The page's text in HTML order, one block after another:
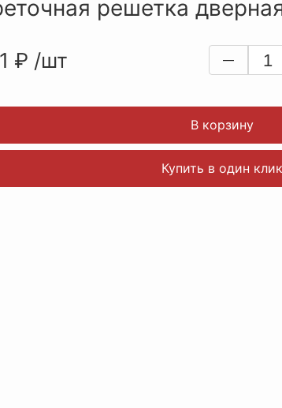
решетка
₽ /шт —
В корзину
Купить в один клик